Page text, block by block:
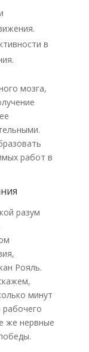
в
мозга,
работ в
разум
Рояль.
минут
рабочего
же нервные